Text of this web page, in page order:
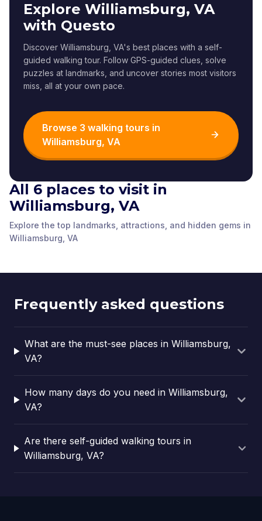
Explore Williamsburg, VA
with Questo
Discover Williamsburg, VA's best places with a self-
guided walking tour. Follow GPS-guided clues, solve
puzzles at landmarks, and uncover stories most visitors
miss, all at your own pace.
Browse 3 walking tours in
Williamsburg, VA
All 6 places to visit in
Williamsburg, VA
Explore the top landmarks, attractions, and hidden gems in
Williamsburg, VA
Courthouse
Williamsburg, VA
United States of
America
Peyton Randolph
House
United States of
Printing Office
United States of
United States of
Tailor
Williamsburg, VA,
United States of
Williamsburg, VA,
Frequently asked questions
What are the must-see places in Williamsburg,
VA?
How many days do you need in Williamsburg,
VA?
Are there self-guided walking tours in
Williamsburg, VA?